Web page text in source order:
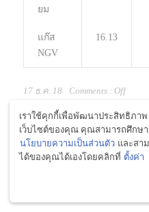
ยม
แก๊ส
NGV
16.13
17 ธ.ค. 18 Comments : Off
About the Author
เราใช้คุกกี้เพื่อพัฒนาประสิทธิภา
เว็บไซต์ของคุณ คุณสามารถศึกษา
นโยบายความเป็นส่วนตัว และสา
ได้ของคุณได้เองโดยคลิกที่ ตั้งค่า